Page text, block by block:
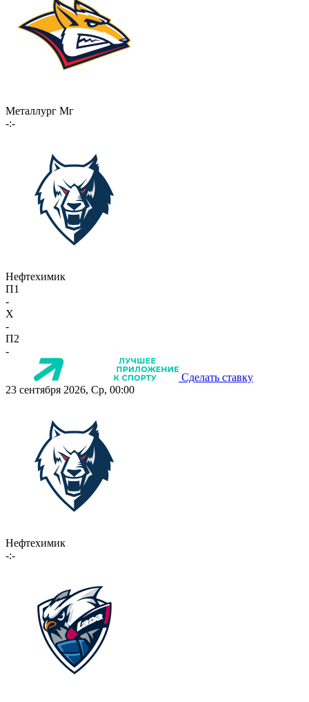
Металлург Мг
-:-
Нефтехимик
П1
-
X
-
П2
-
Сделать ставку
23 сентября 2026, Ср, 00:00
Нефтехимик
-:-